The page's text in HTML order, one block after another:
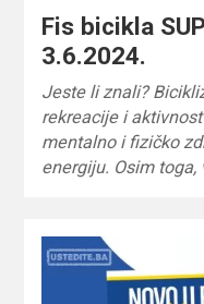
Fis bicikla
3.6.2024.
Jeste li znali?
rekreacije i
mentalno i fizičko
energiju. Osim